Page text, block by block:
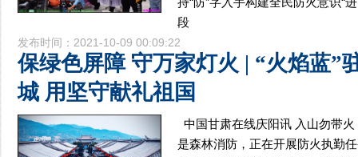
段
发布时间：2021-10-09 00:09:22
保绿色屏障 守万家灯火 | “火焰蓝”
城 用坚守献礼祖国
中国甘肃在线庆阳讯 入山勿带
是森林消防，正在开展防火执勤